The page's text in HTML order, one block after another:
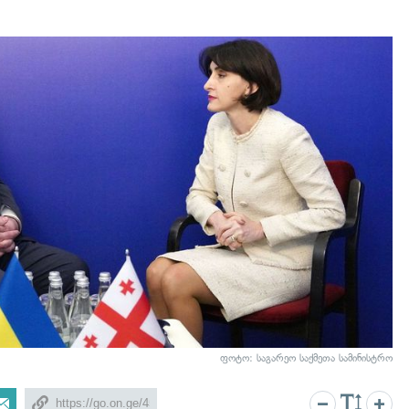
ფოტო: საგარეო საქმეთა სამინისტრო